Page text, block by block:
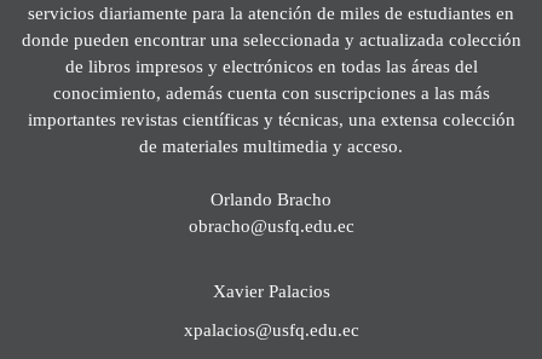
servicios diariamente para la atención de miles de estudiantes en
donde pueden encontrar una seleccionada y actualizada colección
de libros impresos y electrónicos en todas las áreas del
conocimiento, además cuenta con suscripciones a las más
importantes revistas científicas y técnicas, una extensa colección
de materiales multimedia y acceso.
Orlando Bracho
obracho@usfq.edu.ec
Xavier Palacios
xpalacios@usfq.edu.ec